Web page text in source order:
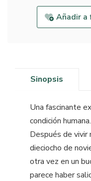
Añadir a
Sinopsis
Una fascinante
condición
Después de vivir
dieciocho de
otra vez en un
parece haber